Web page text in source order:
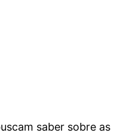
saber sobre as